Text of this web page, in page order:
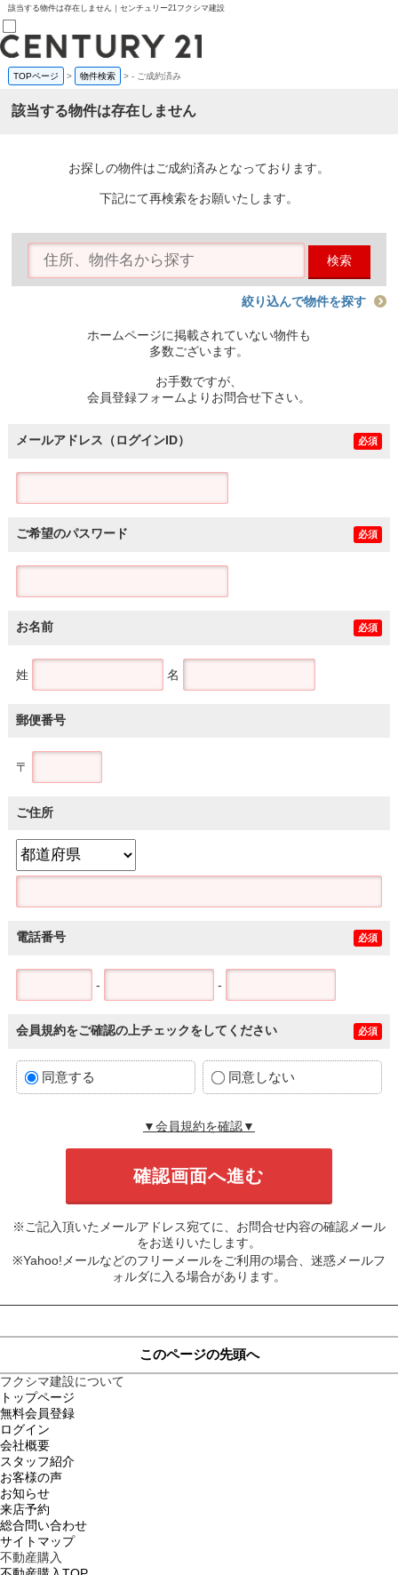
該当する物件は存在しません｜センチュリー21フクシマ建設
売買部
0120-800-844
賃貸部
会員メニュー
物件を探す
購入TOP
条件から探す
住宅ローン控除シミュレータ
TOPページ > 物件検索 >- ご成約済み
該当する物件は存在しません
お探しの物件はご成約済みとなっております。
下記にて再検索をお願いたします。
検索
絞り込んで物件を探す
ホームページに掲載されていない物件も
多数ございます。
お手数ですが、
会員登録フォームよりお問合せ下さい。
メールアドレス（ログインID） 必須
ご希望のパスワード 必須
お名前 必須
姓 名
郵便番号
〒
ご住所
電話番号 必須
- -
会員規約をご確認の上チェックをしてください 必須
同意する 同意しない
▼会員規約を確認▼
※ご記入頂いたメールアドレス宛てに、お問合せ内容の確認メール
をお送りいたします。
※Yahoo!メールなどのフリーメールをご利用の場合、迷惑メールフ
ォルダに入る場合があります。
このページの先頭へ
フクシマ建設について
トップページ
無料会員登録
ログイン
会社概要
スタッフ紹介
お客様の声
お知らせ
来店予約
総合問い合わせ
サイトマップ
不動産購入